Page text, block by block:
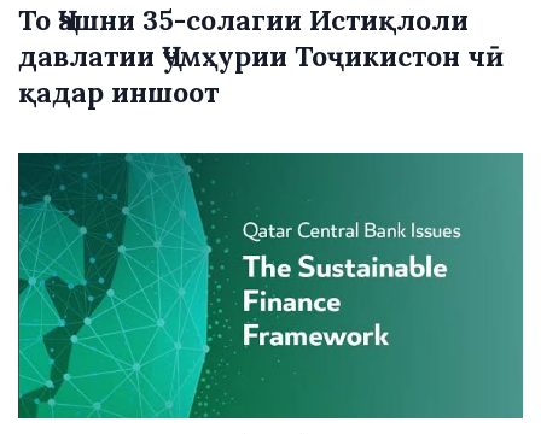
То Ҷашни 35-солагии Истиқлоли
давлатии Ҷумҳурии Тоҷикистон чӣ
қадар иншоот